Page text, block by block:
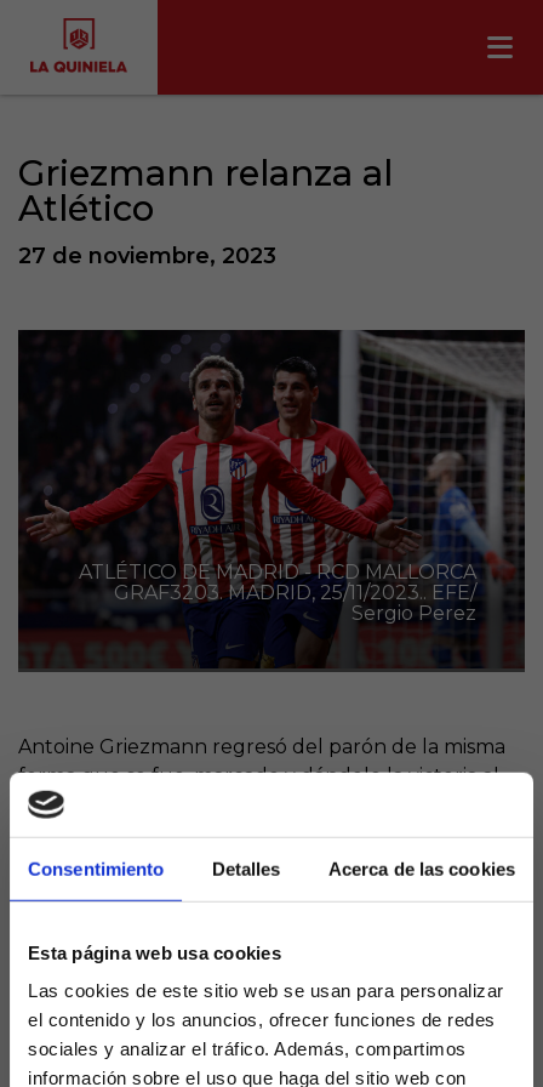
Consentimiento Detalles Acerca de las cookies
Esta página web usa cookies
Las cookies de este sitio web se usan para personalizar
el contenido y los anuncios, ofrecer funciones de redes
sociales y analizar el tráfico. Además, compartimos
información sobre el uso que haga del sitio web con
Griezmann relanza al
Atlético
27 de noviembre, 2023
ATLÉTICO DE MADRID - RCD MALLORCA
GRAF3203. MADRID, 25/11/2023.. EFE/
Sergio Perez
Antoine Griezmann regresó del parón de la misma
forma que se fue, marcado y dándole la victoria al
Atlético de Madrid. En esta ocasión su gol sirvió para
desatascar el partido ante el RCD Mallorca, duelo
destacado del boleto de La Quiniela.
con los rojiblancos, Griezmann fue el héroe del
partido para firmar un nuevo récord para los
colchoneros, 16 partidos consecutivos logrando la
victoria en el Metropolitano.
A sus 32 años y pese a llegar después de haberlo